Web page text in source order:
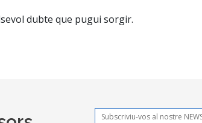
dubte que pugui sorgir.